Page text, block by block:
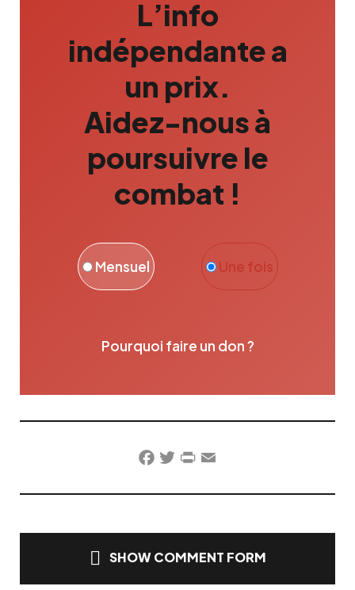
L’info
indépendante a
un prix.
Aidez-nous à
poursuivre le
combat !
Une fois
Mensuel
Pourquoi faire un don ?
Facebook
TwitterPrintFriendly
Email
SHOW COMMENT FORM